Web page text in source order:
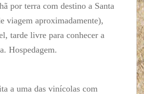
por terra com destino a Santa
viagem aproximadamente),
tarde livre para conhecer a
Hospedagem.
a uma das vinícolas com